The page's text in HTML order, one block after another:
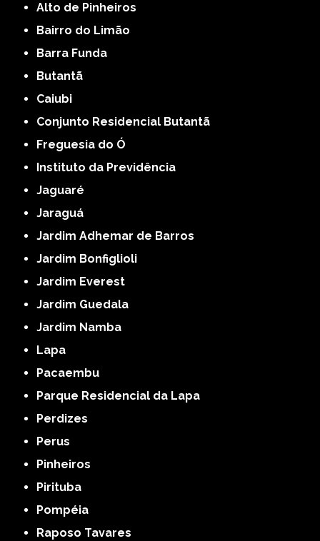
Alto de Pinheiros
Bairro do Limão
Barra Funda
Butantã
Caiubi
Conjunto Residencial Butantã
Freguesia do Ó
Instituto da Previdência
Jaguaré
Jaraguá
Jardim Adhemar de Barros
Jardim Bonfiglioli
Jardim Everest
Jardim Guedala
Jardim Namba
Lapa
Pacaembu
Parque Residencial da Lapa
Perdizes
Perus
Pinheiros
Pirituba
Pompéia
Raposo Tavares